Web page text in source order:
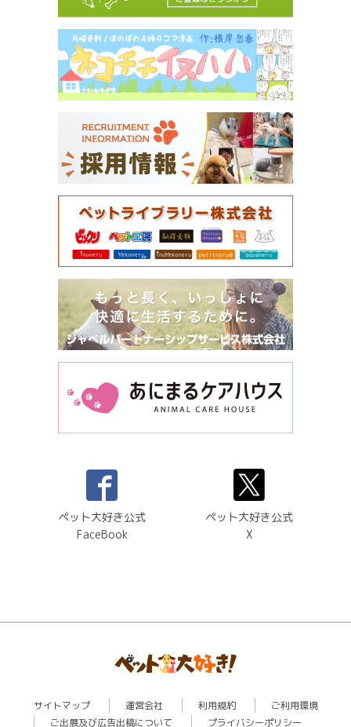
ペット大好き公式
FaceBook
ペット大好き公式
X
サイトマップ 運営会社 利用規約
ご利用環境
ご出展及び広告出稿について
プライバシーポリシー